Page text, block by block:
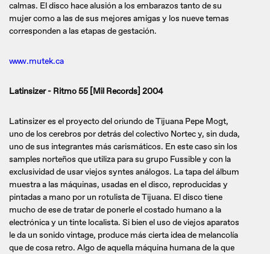
calmas. El disco hace alusión a los embarazos tanto de su
mujer como a las de sus mejores amigas y los nueve temas
corresponden a las etapas de gestación.
www.mutek.ca
Latinsizer - Ritmo 55 [Mil Records] 2004
Latinsizer es el proyecto del oriundo de Tijuana Pepe Mogt,
uno de los cerebros por detrás del colectivo Nortec y, sin duda,
uno de sus integrantes más carismáticos. En este caso sin los
samples norteños que utiliza para su grupo Fussible y con la
exclusividad de usar viejos syntes análogos. La tapa del álbum
muestra a las máquinas, usadas en el disco, reproducidas y
pintadas a mano por un rotulista de Tijuana. El disco tiene
mucho de ese de tratar de ponerle el costado humano a la
electrónica y un tinte localista. Si bien el uso de viejos aparatos
le da un sonido vintage, produce más cierta idea de melancolía
que de cosa retro. Algo de aquella máquina humana de la que